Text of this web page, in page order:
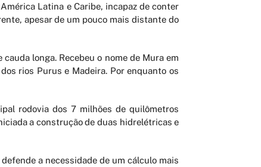
Latina e Caribe, incapaz de conter
apesar de um pouco mais distante do
longa. Recebeu o nome de Mura em
rios Purus e Madeira. Por enquanto os
rodovia dos 7 milhões de quilômetros
a construção de duas hidrelétricas e
a necessidade de um cálculo mais